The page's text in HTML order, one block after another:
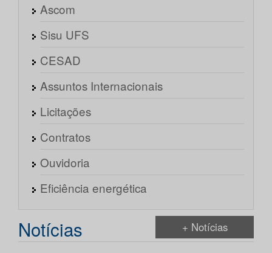
Ascom
Sisu UFS
CESAD
Assuntos Internacionais
Licitações
Contratos
Ouvidoria
Eficiência energética
Notícias + Notícias